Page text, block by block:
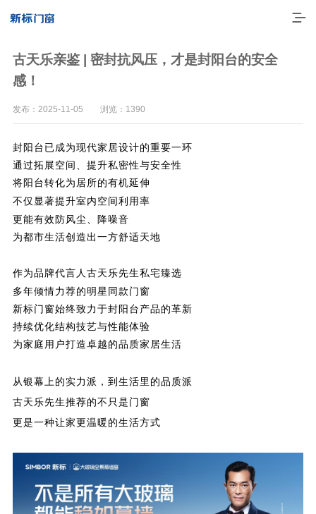
走进新标
一体化产品
门窗实力派
理想生活
加盟合作
品牌资讯
古天乐亲鉴 | 密封抗风压，才是封阳台的安全
感！
发布：2025-11-05 浏览：1390
封阳台已成为现代家居设计的重要一环
通过拓展空间、提升私密性与安全性
将阳台转化为居所的有机延伸
不仅 显著提升室内空间利用率
更能有效防风尘、降噪音
为都市生活创造出一方舒适天地
作为品牌代言人古天乐先生私宅臻选
多年倾情力荐的明星同款门窗
新标门窗始终致力于封阳台产品的革新
持续优化结构技艺与性能体验
为家庭用户打造卓越的品质家居生活
从银幕上的实力派，到生活里的品质派
古天乐先生推荐的不只是门窗
更是一种让家更温暖的生活方式